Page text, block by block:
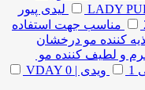
لیدی پیور
مناسب جهت استفاده
کننده مو درخشان
و لطیف کننده مو
1 ویدی | VDAY 0